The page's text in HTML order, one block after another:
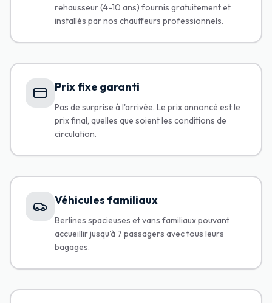
rehausseur (4-10 ans) fournis gratuitement et
installés par nos chauffeurs professionnels.
Prix fixe garanti
Pas de surprise à l'arrivée. Le prix annoncé est le
prix final, quelles que soient les conditions de
circulation.
Véhicules familiaux
Berlines spacieuses et vans familiaux pouvant
accueillir jusqu'à 7 passagers avec tous leurs
bagages.